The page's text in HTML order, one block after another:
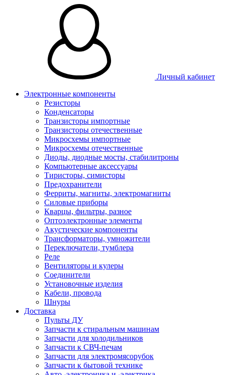
Личный кабинет
Электронные компоненты
Резисторы
Конденсаторы
Транзисторы импортные
Транзисторы отечественные
Микросхемы импортные
Микросхемы отечественные
Диоды, диодные мосты, стабилитроны
Компьютерные аксессуары
Тиристоры, симисторы
Предохранители
Ферриты, магниты, электромагниты
Силовые приборы
Кварцы, фильтры, разное
Оптоэлектронные элементы
Акустические компоненты
Трансформаторы, умножители
Переключатели, тумблера
Реле
Вентиляторы и кулеры
Соединители
Установочные изделия
Кабели, провода
Шнуры
Доставка
Пульты ДУ
Запчасти к стиральным машинам
Запчасти для холодильников
Запчасти к СВЧ-печам
Запчасти для электромясорубок
Запчасти к бытовой технике